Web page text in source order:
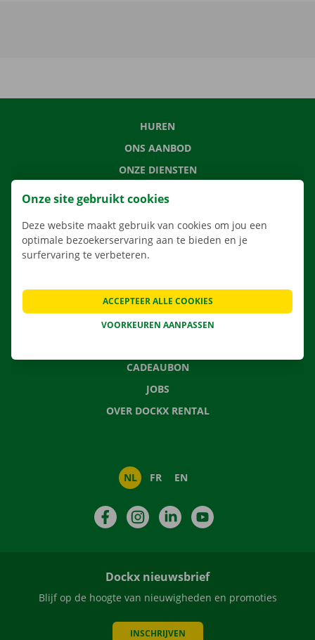
HUREN
ONS AANBOD
ONZE DIENSTEN
LOCATIES
VERHUISOPLOSSINGEN
CONTACTEER ONS
VEELGESTELDE VRAGEN
CADEAUBON
JOBS
OVER DOCKX RENTAL
NL FR EN
FacebookInstagramLinkedIn
Dockx nieuwsbrief
Blijf op de hoogte van nieuwigheden en promoties
INSCHRIJVEN
Onze site gebruikt cookies
Deze website maakt gebruik van cookies om jou een
optimale bezoekerservaring aan te bieden en je
surfervaring te verbeteren.
VOORKEUREN AANPASSEN
ACCEPTEER ALLE COOKIES